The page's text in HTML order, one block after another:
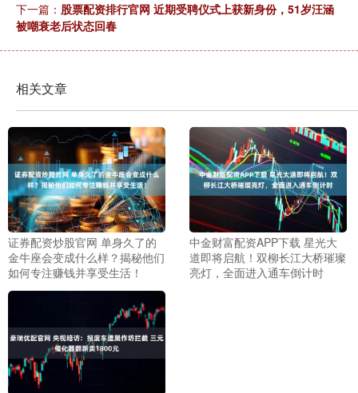
下一篇： 股票配资排行官网 近期受聘仪式上获新身份，51岁汪涵
被嘲衰老后状态回春
相关文章
证券配资炒股官网 单身久了的
金牛座会变成什么样？揭秘他们
如何专注赚钱并享受生活！
中金财富配资APP下载 星光大
道即将启航！双柳长江大桥璀璨
亮灯，全面进入通车倒计时